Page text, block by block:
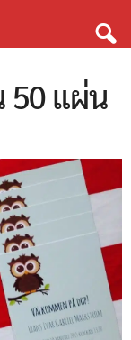
50 แผ่น